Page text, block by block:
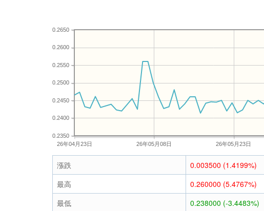
26年04月23日 26年05月08日 26年05月23日
0.2350
0.2400
0.2450
0.2500
0.2550
0.2600
0.2650
漲跌
0.003500 (1.4199%)
最高
0.260000 (5.4767%)
最低
0.238000 (-3.4483%)